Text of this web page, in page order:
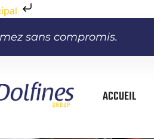
sans compromis.
ACCUEIL